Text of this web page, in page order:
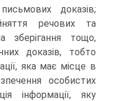
доказів;
речових та
зберігання тощо,
доказів, тобто
яка має місце в
особистих
інформації, яку